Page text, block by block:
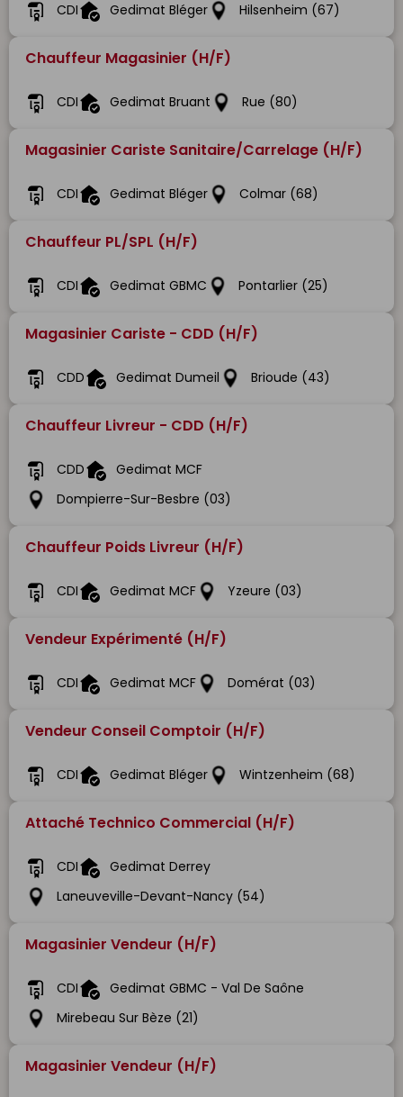
CDI Gedimat Bléger Hilsenheim (67)
Chauffeur Magasinier (H/F)
CDI Gedimat Bruant Rue (80)
Magasinier Cariste Sanitaire/Carrelage (H/F)
CDI Gedimat Bléger Colmar (68)
Chauffeur PL/SPL (H/F)
CDI Gedimat GBMC Pontarlier (25)
Magasinier Cariste - CDD (H/F)
CDD Gedimat Dumeil Brioude (43)
Chauffeur Livreur - CDD (H/F)
CDD
Gedimat MCF
Dompierre-Sur-Besbre (03)
Chauffeur Poids Livreur (H/F)
CDI Gedimat MCF Yzeure (03)
Vendeur Expérimenté (H/F)
CDI Gedimat MCF Domérat (03)
Vendeur Conseil Comptoir (H/F)
CDI Gedimat Bléger Wintzenheim (68)
Attaché Technico Commercial (H/F)
CDI
Gedimat Derrey
Laneuveville-Devant-Nancy (54)
Magasinier Vendeur (H/F)
CDI
Gedimat GBMC - Val De Saône
Mirebeau Sur Bèze (21)
Magasinier Vendeur (H/F)